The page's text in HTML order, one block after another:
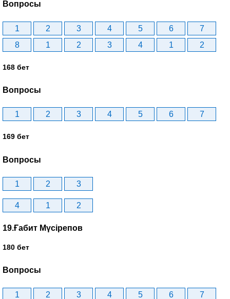
Вопросы
1 2 3 4 5 6
7
8
1 2 3 4 1 2
168 бет
Вопросы
1 2 3 4 5 6 7
169 бет
Вопросы
1 2 3
4 1 2
19.Ғабит Мүсірепов
180 бет
Вопросы
1 2 3 4 5 6 7